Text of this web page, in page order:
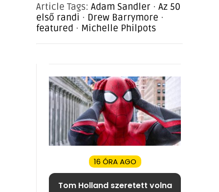
Article Tags: Adam Sandler · Az 50
első randi · Drew Barrymore ·
featured · Michelle Philpots
16 ÓRA AGO
Tom Holland szeretett volna